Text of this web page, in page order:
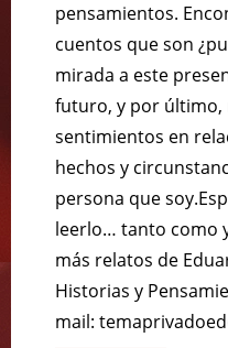
pensamientos.
cuentos que son
mirada a este
futuro, y por último,
sentimientos en
hechos y
persona que
leerlo… tanto como
más relatos de
Historias y
mail: